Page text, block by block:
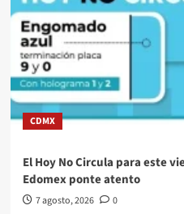
CDMX
El Hoy No Circula para este
Edomex ponte atento
7 agosto, 2026 0